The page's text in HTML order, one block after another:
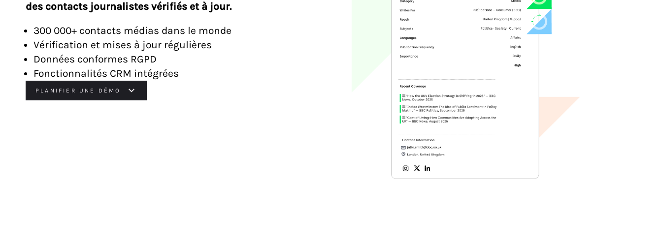
des contacts journalistes vérifiés et à jour.
300 000+ contacts médias dans le monde
Vérification et mises à jour régulières
Données conformes RGPD
Fonctionnalités CRM intégrées
PLANIFIER UNE DÉMO